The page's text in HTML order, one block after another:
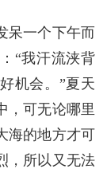
呆一个下午而
“我汗流浃背
机会。”夏天
，可无论哪里
海的地方才可
，所以又无法